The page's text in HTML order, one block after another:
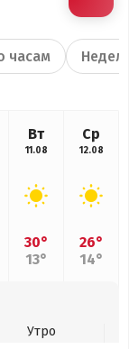
часам
Вт
11.08
30°
13°
Ср
12.08
26°
14°
Утро